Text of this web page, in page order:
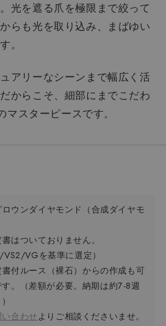
光を遮る爪を極限まで絞って
らも光を取り込み、まばゆい
。
アリーなシーンまで幅広く活
からこそ、細部にまでこだわ
マスターピースです。
ロウンダイヤモンド（合成ダイヤモ
はついておりません。
VS2/VGを基準に選定）
付ルース（裸石）からの作成も可
。（差額が必要。納期は約7-8週
合わせ よりご相談くださいませ。